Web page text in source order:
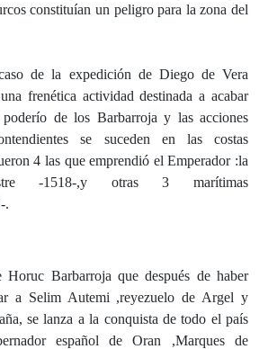
constituían un peligro para la zona del
de la expedición de Diego de Vera
frenética actividad destinada a acabar
de los Barbarroja y las acciones
se suceden en las costas
4 las que emprendió el Emperador :la
-1518-,y otras 3 marítimas
.
Horuc Barbarroja que después de haber
a Selim Autemi ,reyezuelo de Argel y
se lanza a la conquista de todo el país
español de Oran ,Marques de